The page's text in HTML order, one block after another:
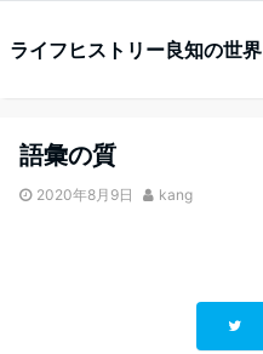
ライフヒストリー良知の世界
語彙の質
2020年8月9日 kang